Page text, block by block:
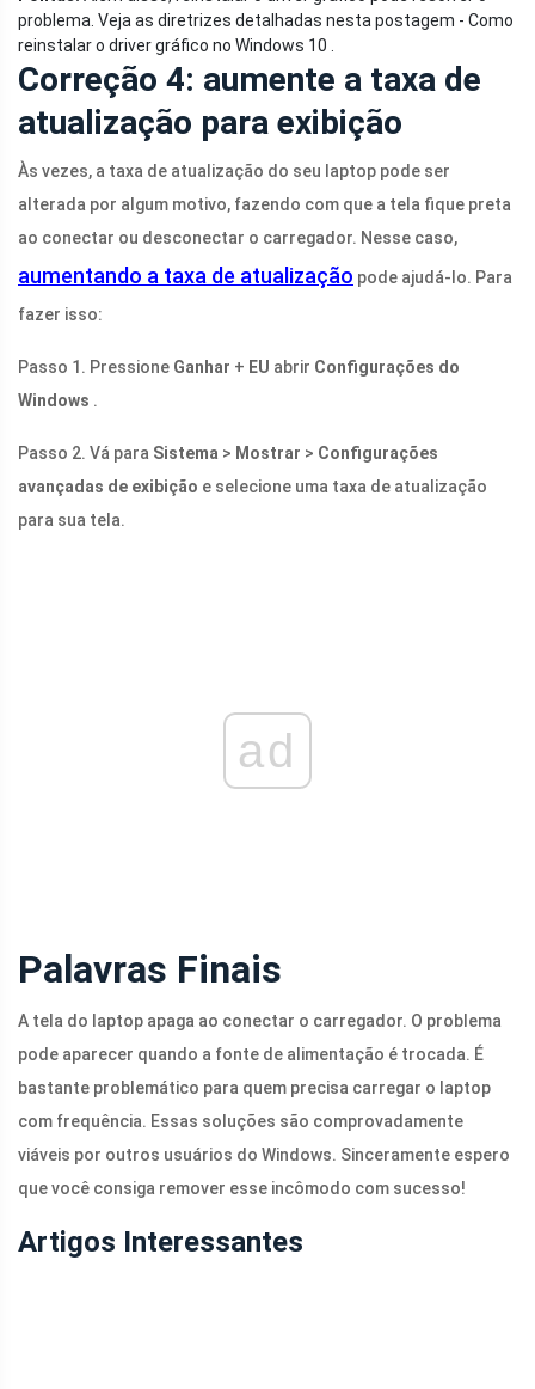
problema. Veja as diretrizes detalhadas nesta postagem - Como
reinstalar o driver gráfico no Windows 10 .
Correção 4: aumente a taxa de
atualização para exibição
Às vezes, a taxa de atualização do seu laptop pode ser
alterada por algum motivo, fazendo com que a tela fique preta
ao conectar ou desconectar o carregador. Nesse caso,
aumentando a taxa de atualização pode ajudá-lo. Para
fazer isso:
Passo 1. Pressione Ganhar + EU abrir Configurações do
Windows .
Passo 2. Vá para Sistema > Mostrar > Configurações
avançadas de exibição e selecione uma taxa de atualização
para sua tela.
ad
Palavras Finais
A tela do laptop apaga ao conectar o carregador. O problema
pode aparecer quando a fonte de alimentação é trocada. É
bastante problemático para quem precisa carregar o laptop
com frequência. Essas soluções são comprovadamente
viáveis ​​por outros usuários do Windows. Sinceramente espero
que você consiga remover esse incômodo com sucesso!
Artigos Interessantes